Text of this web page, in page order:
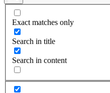
Exact matches only
Search in title
Search in content